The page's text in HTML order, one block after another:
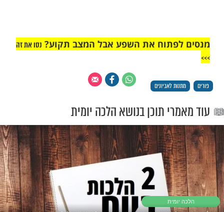
לתת מתנות לאביונים לפני פורים?
מתנות לאביונים הוא דווקא ביום פורים, מכל
אדם לתת לאביון את המעות מלפני פורים
,שלא יזכה בהם עד יום פורים.
טוב וחסד"
את השפע אבל המצב תקוע?נסו את זה